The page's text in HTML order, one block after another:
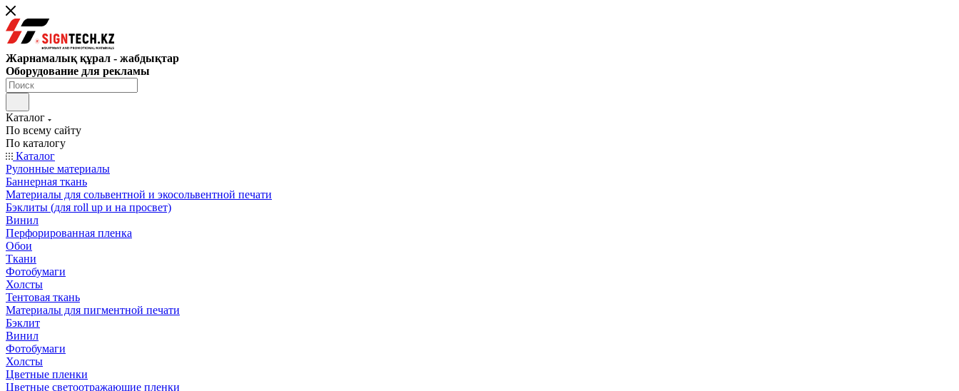
Жарнамалық құрал - жабдықтар
Оборудование для рекламы
Каталог
По всему сайту
По каталогу
Каталог
Рулонные материалы
Баннерная ткань
Материалы для сольвентной и экосольвентной печати
Бэклиты (для roll up и на просвет)
Винил
Перфорированная пленка
Обои
Ткани
Фотобумаги
Холсты
Тентовая ткань
Материалы для пигментной печати
Бэклит
Винил
Фотобумаги
Холсты
Цветные пленки
Цветные светоотражающие пленки